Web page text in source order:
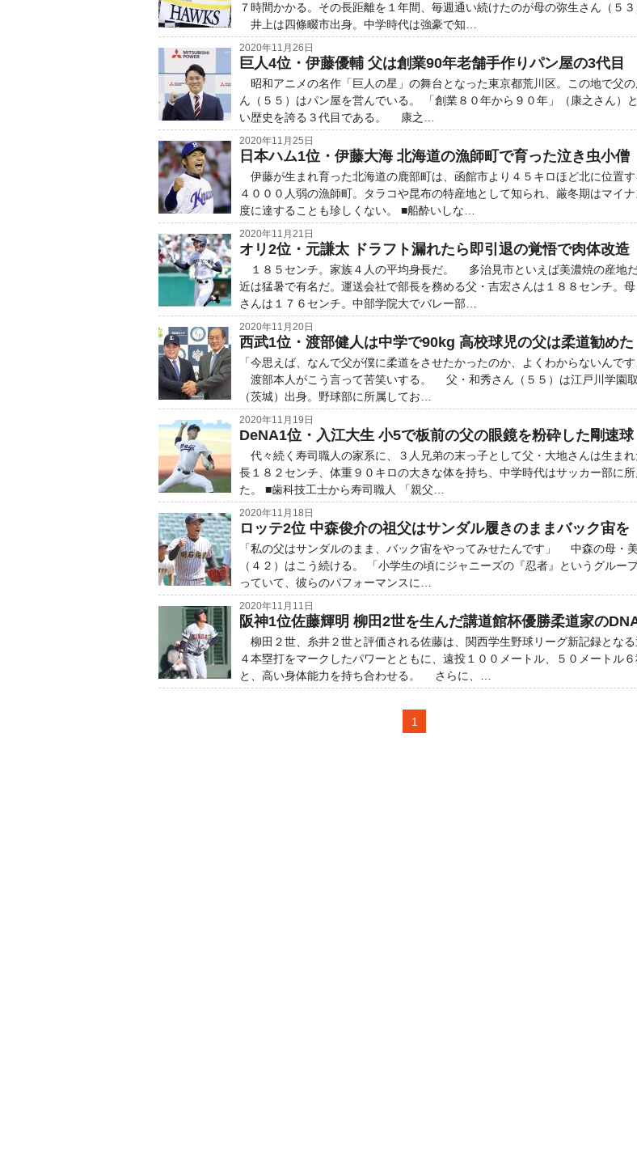
７時間かかる。その長距離を１年間、毎週通い続けたのが母の弥生さん（５３
井上は四條畷市出身。中学時代は強豪で知…
2020年11月26日
巨人4位・伊藤優輔 父は創業90年老舗手作りパン屋の3代目
昭和アニメの名作「巨人の星」の舞台となった東京都荒川区。この地で父の
ん（５５）はパン屋を営んでいる。 「創業８０年から９０年」（康之さん）
い歴史を誇る３代目である。 康之…
2020年11月25日
日本ハム1位・伊藤大海 北海道の漁師町で育った泣き虫小僧
伊藤が生まれ育った北海道の鹿部町は、函館市より４５キロほど北に位置す
４０００人弱の漁師町。タラコや昆布の特産地として知られ、厳冬期はマイナ
度に達することも珍しくない。 ■船酔いしな…
2020年11月21日
オリ2位・元謙太 ドラフト漏れたら即引退の覚悟で肉体改造
１８５センチ。家族４人の平均身長だ。 多治見市といえば美濃焼の産地
近は猛暑で有名だ。運送会社で部長を務める父・吉宏さんは１８８センチ。
さんは１７６センチ。中部学院大でバレー部…
2020年11月20日
西武1位・渡部健人は中学で90kg 高校球児の父は柔道勧めた
「今思えば、なんで父が僕に柔道をさせたかったのか、よくわからないんです
渡部本人がこう言って苦笑いする。 父・和秀さん（５５）は江戸川学園
（茨城）出身。野球部に所属してお…
2020年11月19日
DeNA1位・入江大生 小5で板前の父の眼鏡を粉砕した剛速球
代々続く寿司職人の家系に、３人兄弟の末っ子として父・大地さんは生ま
長１８２センチ、体重９０キロの大きな体を持ち、中学時代はサッカー部に所
た。 ■歯科技工士から寿司職人 「親父…
2020年11月18日
ロッテ2位 中森俊介の祖父はサンダル履きのままバック宙を
「私の父はサンダルのまま、バック宙をやってみせたんです」 中森の母・
（４２）はこう続ける。 「小学生の頃にジャニーズの『忍者』というグルー
っていて、彼らのパフォーマンスに…
2020年11月11日
阪神1位佐藤輝明 柳田2世を生んだ講道館杯優勝柔道家の
柳田２世、糸井２世と評価される佐藤は、関西学生野球リーグ新記録となる
４本塁打をマークしたパワーとともに、遠投１００メートル、５０メートル６
と、高い身体能力を持ち合わせる。 さらに、…
1